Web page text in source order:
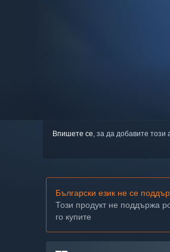
Впишете се, за да добавите този
Български език не се
Този продукт не поддържа
го купите